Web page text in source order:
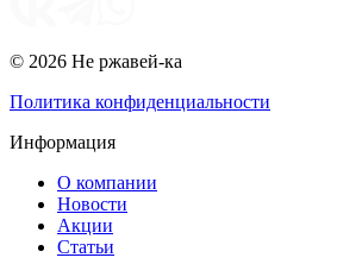
© 2026 Не ржавей-ка
Политика конфиденциальности
Информация
О компании
Новости
Акции
Статьи